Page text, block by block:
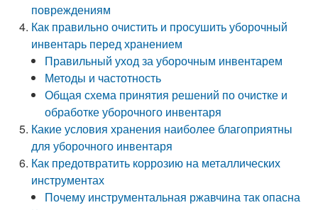
повреждениям
Как правильно очистить и просушить уборочный
инвентарь перед хранением
Правильный уход за уборочным инвентарем
Методы и частотность
Общая схема принятия решений по очистке и
обработке уборочного инвентаря
Какие условия хранения наиболее благоприятны
для уборочного инвентаря
Как предотвратить коррозию на металлических
инструментах
Почему инструментальная ржавчина так опасна